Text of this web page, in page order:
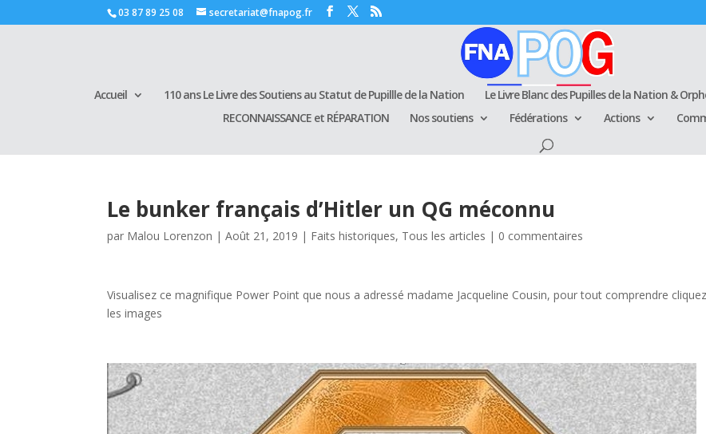
03 87 89 25 08 secretariat@fnapog.fr
Accueil 110 ans Le Livre des Soutiens au Statut de Pupillle de la Nation Le Livre Blanc des Pupilles de la Nation &
RECONNAISSANCE et RÉPARATION
Nos soutiens Fédérations Actions
Le bunker français d’Hitler un QG méconnu
par Malou Lorenzon |Août 21, 2019 | Faits historiques, Tous les articles | 0 commentaires
Visualisez ce magnifique Power Point que nous a adressé madame Jacqueline Cousin, pour tout comprendre
les images